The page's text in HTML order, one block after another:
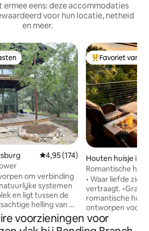
ermee eens: deze accommodaties
voor hun locatie, netheid
en meer.
Gemiddelde beoordeling van
4,95 (174)
om verbinding
systemen
en ligt tussen de
helling van 5
op de Pedernales
Topfavoriet van
Favoriet van
Houten huisje in
o
Romantische hut
eigen hottub
• Waar liefde
vertraagt. •Grantham House is een
romantische hut
ontworpen voor
onvergetelijke
van gasten met
voorzieningen voor